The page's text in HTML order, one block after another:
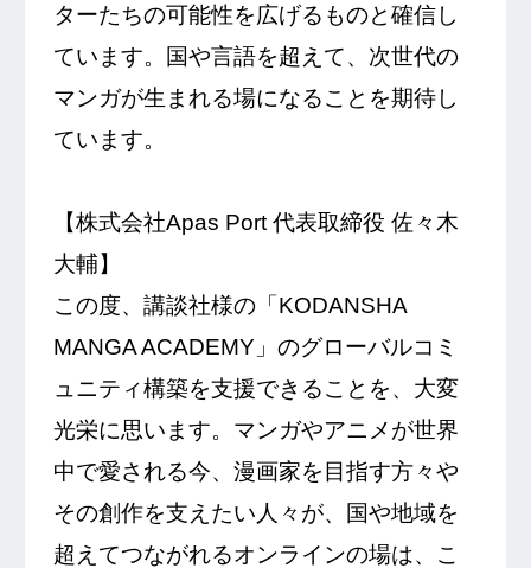
ターたちの可能性を広げるものと確信し
ています。国や言語を超えて、次世代の
マンガが生まれる場になることを期待し
ています。
【株式会社Apas Port 代表取締役 佐々木
大輔】
この度、講談社様の「KODANSHA
MANGA ACADEMY」のグローバルコミ
ュニティ構築を支援できることを、大変
光栄に思います。マンガやアニメが世界
中で愛される今、漫画家を目指す方々や
その創作を支えたい人々が、国や地域を
超えてつながれるオンラインの場は、こ